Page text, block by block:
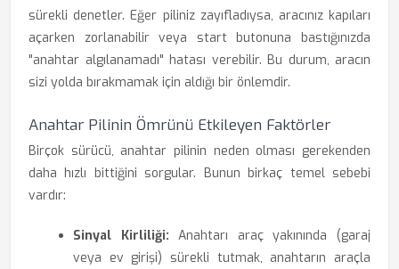
sürekli denetler. Eğer piliniz zayıfladıysa, aracınız kapıları
açarken zorlanabilir veya start butonuna bastığınızda
"anahtar algılanamadı" hatası verebilir. Bu durum, aracın
sizi yolda bırakmamak için aldığı bir önlemdir.
Anahtar Pilinin Ömrünü Etkileyen Faktörler
Birçok sürücü, anahtar pilinin neden olması gerekenden
daha hızlı bittiğini sorgular. Bunun birkaç temel sebebi
vardır:
Sinyal Kirliliği: Anahtarı araç yakınında (garaj
veya ev girişi) sürekli tutmak, anahtarın araçla